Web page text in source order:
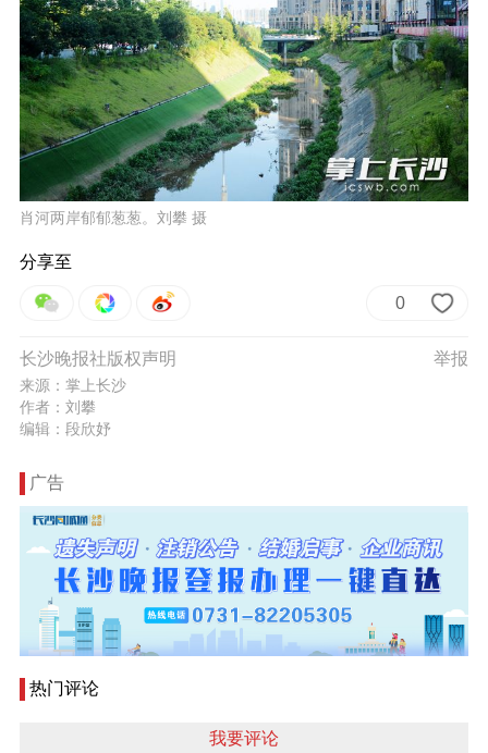
肖河两岸郁郁葱葱。刘攀 摄
分享至
0
举报
长沙晚报社版权声明
来源：掌上长沙
作者：刘攀
编辑：段欣妤
广告
热门评论
我要评论